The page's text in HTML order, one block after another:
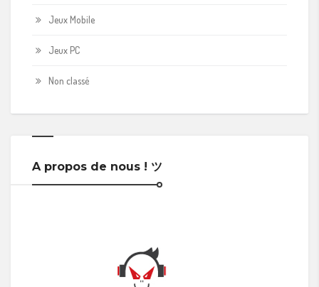
Jeux Mobile
Jeux PC
Non classé
A propos de nous ! ツ